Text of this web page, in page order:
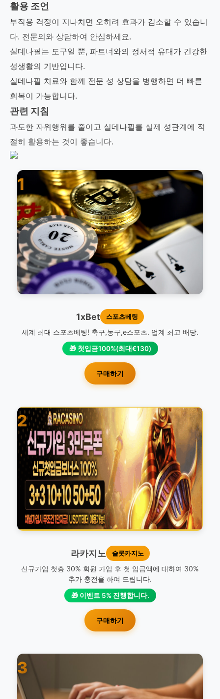
활용 조언
부작용 걱정이 지나치면 오히려 효과가 감소할 수 있습니
다. 전문의와 상담하여 안심하세요.
실데나필는 도구일 뿐, 파트너와의 정서적 유대가 건강한
성생활의 기반입니다.
실데나필 치료와 함께 전문 성 상담을 병행하면 더 빠른
회복이 가능합니다.
관련 지침
과도한 자위행위를 줄이고 실데나필를 실제 성관계에 적
절히 활용하는 것이 좋습니다.
1
1xBet 스포츠베팅
세계 최대 스포츠베팅! 축구,농구,e스포츠. 업계 최고 배당.
🎁 첫입금100%(최대€130)
구매하기
2
라카지노 슬롯카지노
신규가입 첫충 30% 회원 가입 후 첫 입금액에 대하여 30%
추가 충전을 하여 드립니다.
🎁 이벤트 5% 진행합니다.
구매하기
3